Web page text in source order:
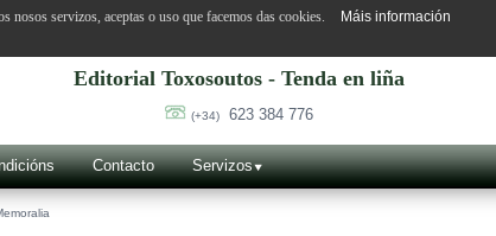
Editorial Toxosoutos - Tenda en liña
(+34) 623 384 776
Contacto Servizos
servizos, aceptas o uso que facemos das cookies. Máis información